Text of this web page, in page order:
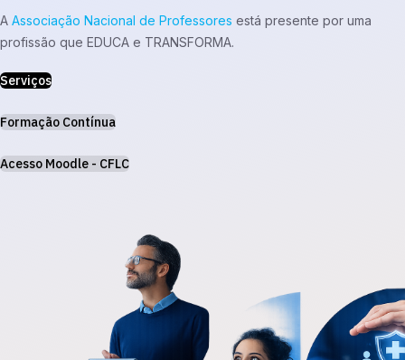
A Associação Nacional de Professores está presente por uma
profissão que EDUCA e TRANSFORMA.
Serviços
Formação Contínua
Acesso Moodle - CFLC